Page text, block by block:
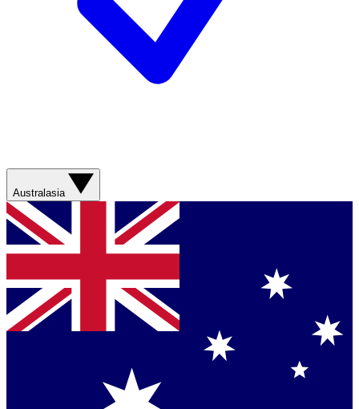
Australasia